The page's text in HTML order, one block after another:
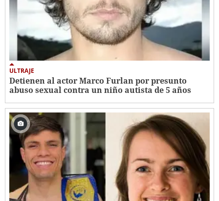
ULTRAJE
Detienen al actor Marco Furlan por presunto
abuso sexual contra un niño autista de 5 años